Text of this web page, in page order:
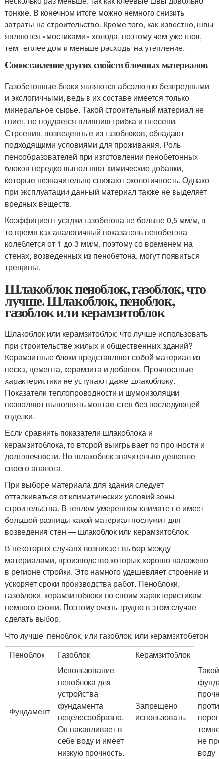
тонкие. В конечном итоге можно немного снизить
затраты на строительство. Кроме того, как известно, швы
являются «мостиками» холода, поэтому чем уже шов,
тем теплее дом и меньше расходы на утепление.
Сопоставление других свойств блочных материалов
Газобетонные блоки являются абсолютно безвредными
и экологичными, ведь в их составе имеется только
минеральное сырье. Такой строительный материал не
гниет, не поддается влиянию грибка и плесени.
Строения, возведенные из газоблоков, обладают
подходящими условиями для проживания. Роль
пенообразователей при изготовлении пенобетонных
блоков нередко выполняют химические добавки,
которые незначительно снижают экологичность. Однако
при эксплуатации данный материал также не выделяет
вредных веществ.
Коэффициент усадки газобетона не больше 0,5 мм/м, в
то время как аналогичный показатель пенобетона
колеблется от 1 до 3 мм/м, поэтому со временем на
стенах, возведенных из пенобетона, могут появиться
трещины.
Шлакоблок пеноблок, газоблок, что
лучше. Шлакоблок, пеноблок,
газоблок или керамзитоблок
Шлакоблок или керамзитоблок: что лучше использовать
при строительстве жилых и общественных зданий?
Керамзитные блоки представляют собой материал из
песка, цемента, керамзита и добавок. Прочностные
характеристики не уступают даже шлакоблоку.
Показатели теплопроводности и шумоизоляции
позволяют выполнять монтаж стен без последующей
отделки.
Если сравнить показатели шлакоблока и
керамзитоблока, то второй выигрывает по прочности и
долговечности. Но шлакоблок значительно дешевле
своего аналога.
При выборе материала для здания следует
отталкиваться от климатических условий зоны
строительства. В теплом умеренном климате не имеет
большой разницы какой материал послужит для
возведения стен — шлакоблок или керамзитоблок.
В некоторых случаях возникает выбор между
материалами, производство которых хорошо налажено
в регионе стройки. Это намного удешевляет строение и
ускоряет сроки производства работ. Пеноблоки,
газоблоки, керамзитоблоки по своим характеристикам
немного схожи. Поэтому очень трудно в этом случае
сделать выбор.
Что лучше: пеноблок, или газоблок, или керамзитобетон
Пеноблок
Газоблок Керамзитоблок
Фундамент
Использование
пеноблока для
устройства
фундамента
нецелесообразно.
Он накапливает в
себе воду и имеет
низкую прочность.
Запрещено
использовать.
Такой
не
воду